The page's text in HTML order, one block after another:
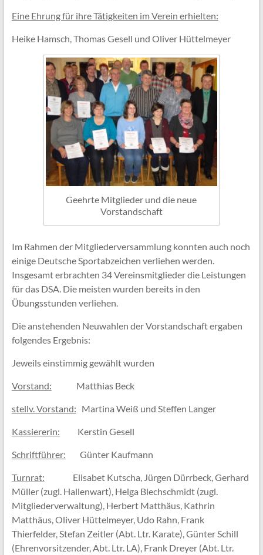
Eine Ehrung für ihre Tätigkeiten im Verein erhielten:
Heike Hamsch, Thomas Gesell und Oliver Hüttelmeyer
Geehrte Mitglieder und die neue
Vorstandschaft
Im Rahmen der Mitgliederversammlung konnten auch noch
einige Deutsche Sportabzeichen verliehen werden.
Insgesamt erbrachten 34 Vereinsmitglieder die Leistungen
für das DSA. Die meisten wurden bereits in den
Übungsstunden verliehen.
Die anstehenden Neuwahlen der Vorstandschaft ergaben
folgendes Ergebnis:
Jeweils einstimmig gewählt wurden
Vorstand: Matthias Beck
stellv. Vorstand: Martina Weiß und Steffen Langer
Kassiererin: Kerstin Gesell
Schriftführer: Günter Kaufmann
Turnrat: Elisabet Kutscha, Jürgen Dürrbeck, Gerhard
Müller (zugl. Hallenwart), Helga Blechschmidt (zugl.
Mitgliederverwaltung), Herbert Matthäus, Kathrin
Matthäus, Oliver Hüttelmeyer, Udo Rahn, Frank
Thierfelder, Stefan Zeitler (Abt. Ltr. Karate), Günter Schill
(Ehrenvorsitzender, Abt. Ltr. LA), Frank Dreyer (Abt. Ltr.